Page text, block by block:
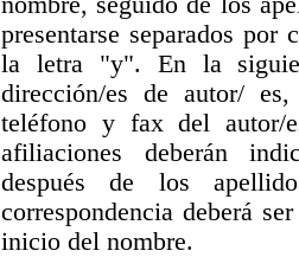
presentarse separados
la letra "y". En la
dirección/es de autor/
teléfono y fax del autor/
afiliaciones deberán
después de los
correspondencia deberá
inicio del nombre.